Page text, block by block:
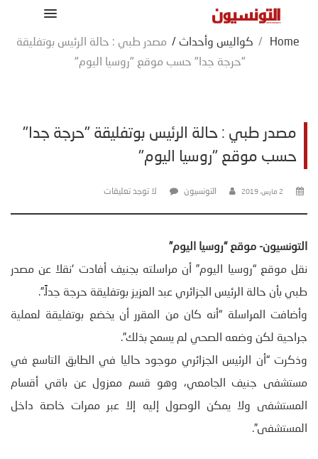
Home
/ كواليس وأحداث / مصدر طبي : حالة الرئيس بوتفليقة
"حرجة جدا" حسب موقع "روسيا اليوم"
مصدر طبي : حالة الرئيس بوتفليقة "حرجة جدا"
حسب موقع "روسيا اليوم"
2 مارس، 2019 التونسيون لا توجد تعليقات
التونسيون- موقع “روسيا اليوم”
نقل موقع “روسيا اليوم” أن مراسلته بجنيف أفادت ‘نقلا عن مصدر
طبي بأن حالة الرئيس الجزائري عبد العزيز بوتفليقة حرجة جداً.”.
وأضافت المراسلة “أنه كان من المقرر أن يخضع بوتفليقة لعملية
جراحية لكن وضعه الصحي لم يسمح بذلك”.
وذكرت “أن الرئيس الجزائري موجود حاليا في الطابق التاسع في
مستشفى جنيف الجامعي، وهو قسم معزول عن باقي أقسام
المستشفى ولا يمكن الوصول إليه إلا عبر ممرات خاصة داخل
المستشفى”.